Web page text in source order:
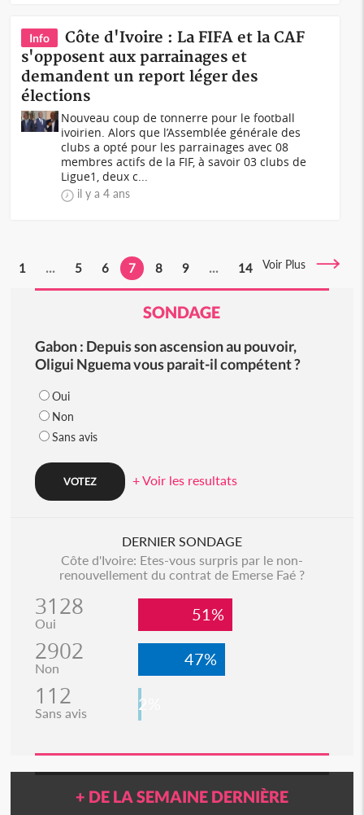
Info
Côte d'Ivoire : La FIFA et la CAF
s'opposent aux parrainages et
demandent un report léger des
élections
Nouveau coup de tonnerre pour le football
ivoirien. Alors que l’Assemblée générale des
clubs a opté pour les parrainages avec 08
membres actifs de la FIF, à savoir 03 clubs de
Ligue1, deux c...
il y a 4 ans
1 ... 5 6 7 8 9 ... 14 Voir Plus
SONDAGE
Gabon : Depuis son ascension au pouvoir,
Oligui Nguema vous parait-il compétent ?
Oui
Non
Sans avis
+ Voir les resultats
DERNIER SONDAGE
Côte d'Ivoire: Etes-vous surpris par le non-
renouvellement du contrat de Emerse Faé ?
3128
Oui 51%
2902
Non 47%
112
Sans avis 2%
+ DE LA SEMAINE DERNIÈRE